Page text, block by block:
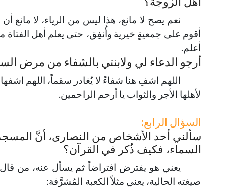
نعم يصح لا مانع، هذا ليس من الرياء، لا مانع
أقوم على جمعيةٍ خيرية وأُنفِق، حتى يعلم أهل الفتاة
أعلم.
أرجو الدعاء لي ولابنتي بالشفاء من مرض
اللهم اشفِ هنا شفاءً لا يُغادر سقماً، اللهم
لأهلها الأجر والثواب يا أرحم الراحمين.
السؤال الرابع:
سألني أحد الأشخاص من النصارى، أنَّ
السماء، فكيف ذُكر في القرآن؟
يعني هو يفترض افتراضاً ثم يسأل عنه، من
صيغته الحالية، يعني مثلاً الكعبة المُشرَّفة: